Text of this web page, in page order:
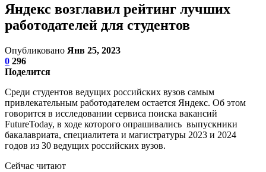
Яндекс возглавил рейтинг лучших
работодателей для студентов
Опубликовано Янв 25, 2023
0 296
Поделится
Среди студентов ведущих российских вузов самым
привлекательным работодателем остается Яндекс. Об этом
говорится в исследовании сервиса поиска вакансий
FutureToday, в ходе которого опрашивались выпускники
бакалавриата, специалитета и магистратуры 2023 и 2024
годов из 30 ведущих российских вузов.
Сейчас читают